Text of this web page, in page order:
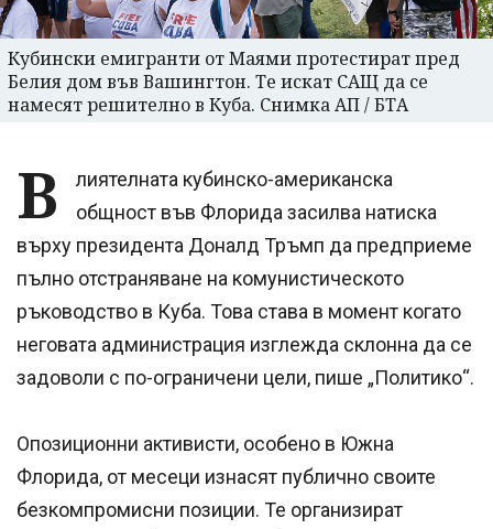
Кубински емигранти от Маями протестират пред
Белия дом във Вашингтон. Те искат САЩ да се
намесят решително в Куба. Снимка АП / БТА
В
лиятелната кубинско-американска
общност във Флорида засилва натиска
върху президента Доналд Тръмп да предприеме
пълно отстраняване на комунистическото
ръководство в Куба. Това става в момент когато
неговата администрация изглежда склонна да се
задоволи с по-ограничени цели, пише „Политико“.
Опозиционни активисти, особено в Южна
Флорида, от месеци изнасят публично своите
безкомпромисни позиции. Те организират